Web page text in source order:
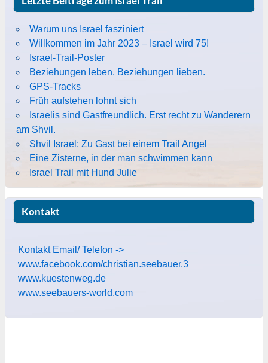
Warum uns Israel fasziniert
Willkommen im Jahr 2023 – Israel wird 75!
Israel-Trail-Poster
Beziehungen leben. Beziehungen lieben.
GPS-Tracks
Früh aufstehen lohnt sich
Israelis sind Gastfreundlich. Erst recht zu Wanderern
am Shvil.
Shvil Israel: Zu Gast bei einem Trail Angel
Eine Zisterne, in der man schwimmen kann
Israel Trail mit Hund Julie
Kontakt
Kontakt Email/ Telefon ->
www.facebook.com/christian.seebauer.3
www.kuestenweg.de
www.seebauers-world.com